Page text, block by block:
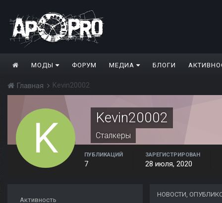
МОДЫ ФОРУМ МЕДИА БЛОГИ
Главная Kevin20002
Kevin20002
Сталкеры
ПУБЛИКАЦИЙ
7
ЗАРЕГИСТРИРОВАН
28 июля, 2020
Активность
НОВОСТИ,